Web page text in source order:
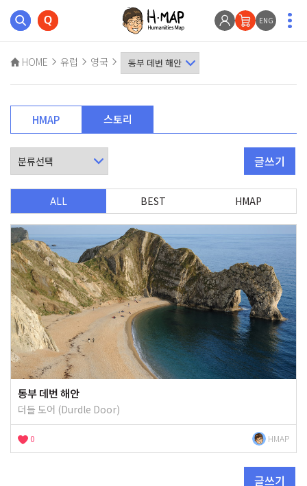
ENG
HOME 유럽 영국
HMAP 스토리
글쓰기
ALL BEST HMAP
동부 데번 해안
더들 도어 (Durdle Door)
0 HMAP
글쓰기